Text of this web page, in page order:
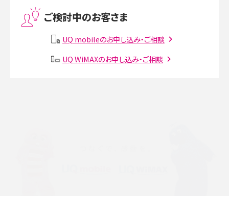
Instagram（インスタグラム）でスクショするとバレる？バレるケースや撮り方も解
SMSとは？料金やできること、注意点や届かない時の対処法を解説
ご検討中のお客さま
UQ mobileのお申し込み・ご相談
UQ WiMAXのお申し込み・ご相談